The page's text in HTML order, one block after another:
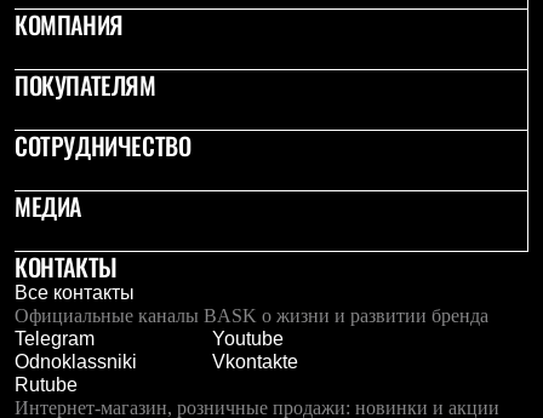
ИДЁМ В ПОХОД
Каталог дилеров
Компания
История
Отцы основатели
Производство
Баск в вашем городе
Технологии
Команда Баск
Сотрудничество
Дилерам
Стать дилером
Корпоративным клиентам
Услуги
КОМПАНИЯ
ПОКУПАТЕЛЯМ
СОТРУДНИЧЕСТВО
МЕДИА
КОНТАКТЫ
Все контакты
Официальные каналы BASK о жизни и развитии бренда
Telegram
Youtube
Odnoklassniki
Vkontakte
Rutube
Интернет-магазин, розничные продажи: новинки и акции